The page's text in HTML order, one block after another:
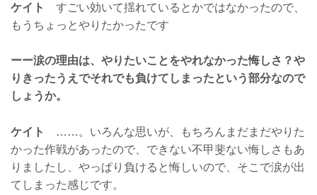
ケイト
すごい効いて揺れているとかではなかったので、
もうちょっとやりたかったです
ーー涙の理由は、やりたいことをやれなかった悔しさ？や
りきったうえでそれでも負けてしまったという部分なので
しょうか。
ケイト
……。いろんな思いが、もちろんまだまだやりた
かった作戦があったので、できない不甲斐ない悔しさもあ
りましたし、やっぱり負けると悔しいので、そこで涙が出
てしまった感じです。